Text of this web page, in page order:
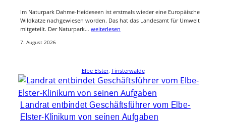
Im Naturpark Dahme-Heideseen ist erstmals wieder eine Europäische
Wildkatze nachgewiesen worden. Das hat das Landesamt für Umwelt
mitgeteilt. Der Naturpark… weiterlesen
7. August 2026
Elbe Elster, Finsterwalde
Landrat entbindet Geschäftsführer vom Elbe-
Elster-Klinikum von seinen Aufgaben